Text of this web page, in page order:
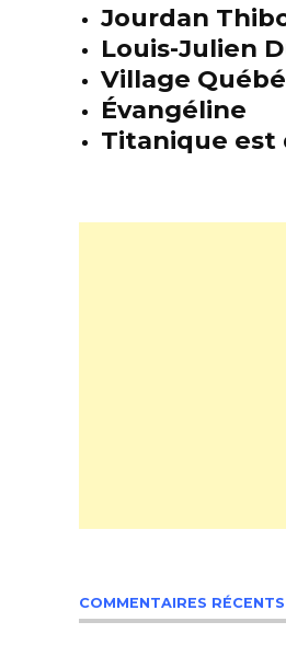
Jourdan
Louis-Julien
Village
Évangéline
Titanique est
COMMENTAIRES RÉCENTS